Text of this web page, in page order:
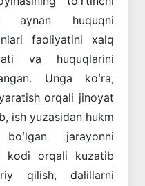
aynan huquqni
faoliyatini xalq
va huquqlarini
Unga koʻra,
orqali jinoyat
ish yuzasidan hukm
jarayonni
kodi orqali kuzatib
qilish, dalillarni